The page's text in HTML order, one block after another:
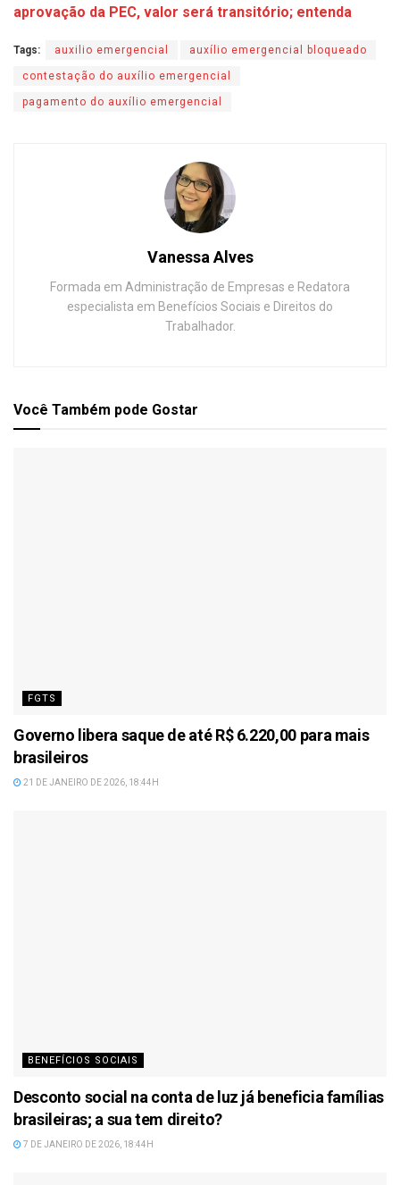
aprovação da PEC, valor será transitório; entenda
Tags: auxilio emergencial auxílio emergencial bloqueado
contestação do auxílio emergencial
pagamento do auxílio emergencial
Vanessa Alves
Formada em Administração de Empresas e Redatora
especialista em Benefícios Sociais e Direitos do
Trabalhador.
Você Também pode Gostar
FGTS
Governo libera saque de até R$ 6.220,00 para mais
brasileiros
21 DE JANEIRO DE 2026, 18:44H
BENEFÍCIOS SOCIAIS
Desconto social na conta de luz já beneficia famílias
brasileiras; a sua tem direito?
7 DE JANEIRO DE 2026, 18:44H